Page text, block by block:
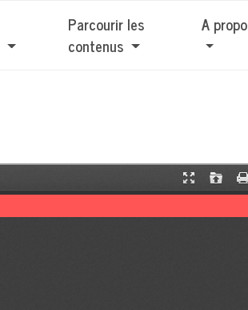
Parcourir les
contenus
A